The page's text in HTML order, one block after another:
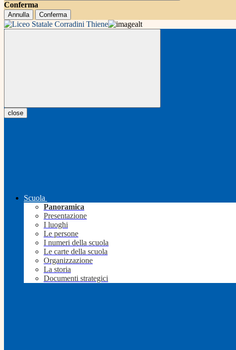
Conferma
Annulla Conferma
close
Scuola
Panoramica
Presentazione
I luoghi
Le persone
I numeri della scuola
Le carte della scuola
Organizzazione
La storia
Documenti strategici